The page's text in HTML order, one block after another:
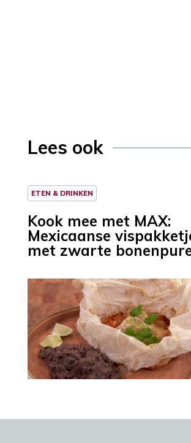
Lees ook
ETEN & DRINKEN
Kook mee met MAX:
Mexicaanse
met zwarte